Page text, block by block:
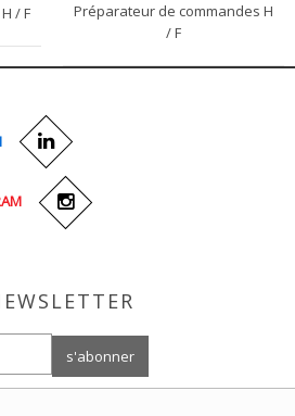
/ F
Préparateur de commandes H
/ F